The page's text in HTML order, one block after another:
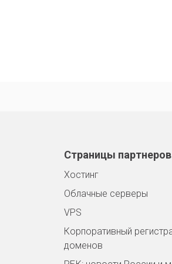
Страницы партнеров
Хостинг
Облачные серверы
VPS
Корпоративный
доменов